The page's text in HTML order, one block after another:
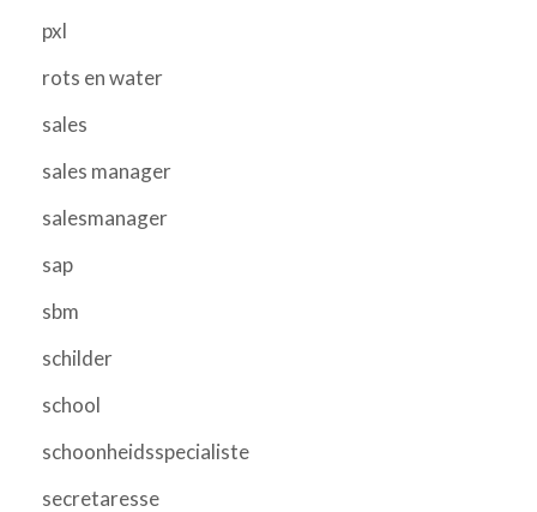
pxl
rots en water
sales
sales manager
salesmanager
sap
sbm
schilder
school
schoonheidsspecialiste
secretaresse